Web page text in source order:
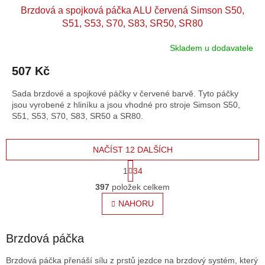
Brzdová a spojková páčka ALU červená Simson S50,
S51, S53, S70, S83, SR50, SR80
Skladem u dodavatele
507 Kč
Sada brzdové a spojkové páčky v červené barvě. Tyto páčky
jsou vyrobené z hliníku a jsou vhodné pro stroje Simson S50,
S51, S53, S70, S83, SR50 a SR80.
O
v
l
á
í
NAČÍST 12 DALŠÍCH
t
r
á
n
k
n
1
34
397 položek celkem
NAHORU
Brzdová páčka
Brzdová páčka přenáší sílu z prstů jezdce na brzdový systém,
který